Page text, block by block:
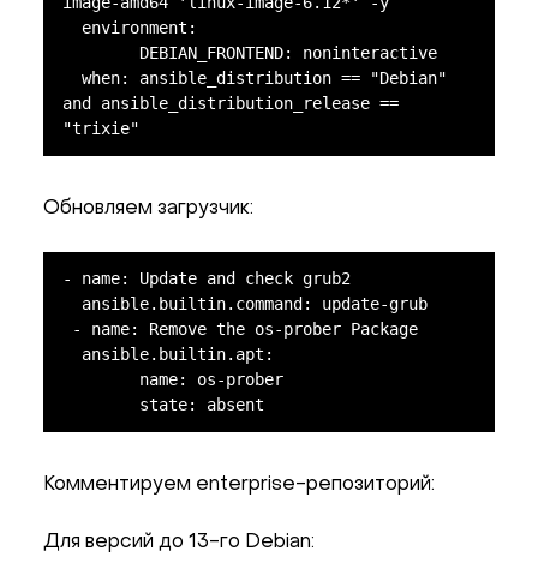
and ansible_distribution_release ==
"trixie"
Обновляем загрузчик:
- name: Update and check grub2
	state: absent
Комментируем enterprise-репозиторий:
Для версий до 13-го Debian: